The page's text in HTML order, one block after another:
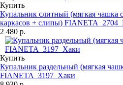
Купить
Купальник слитный (мягкая чашка
каркасов + слипы)
2 480 р.
Купить
Купальник раздельный (мягкая
FIANETA_3197_Хаки